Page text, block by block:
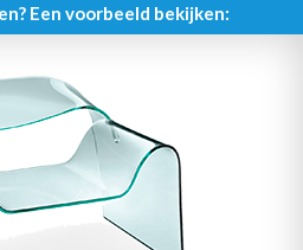
Een voorbeeld bekijken: